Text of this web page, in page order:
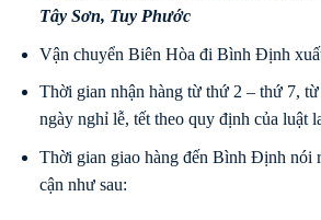
Tây Sơn, Tuy Phước
Vận chuyển Biên Hòa đi Bình Định
Thời gian nhận hàng từ thứ 2 – thứ 7,
ngày nghỉ lễ, tết theo quy định của luật
Thời gian giao hàng đến Bình Định nói
cận như sau: